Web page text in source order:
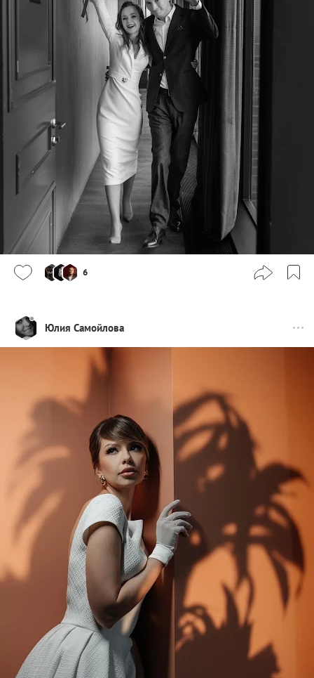
6
Юлия Самойлова